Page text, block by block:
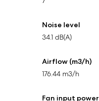
Noise level
34.1 dB(A)
Airflow (m3/h)
176.44 m3/h
Fan input power